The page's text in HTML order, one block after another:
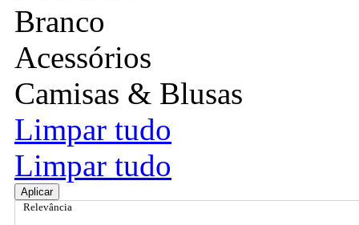
Branco
Acessórios
Camisas & Blusas
Limpar tudo
Limpar tudo
Aplicar
Relevância